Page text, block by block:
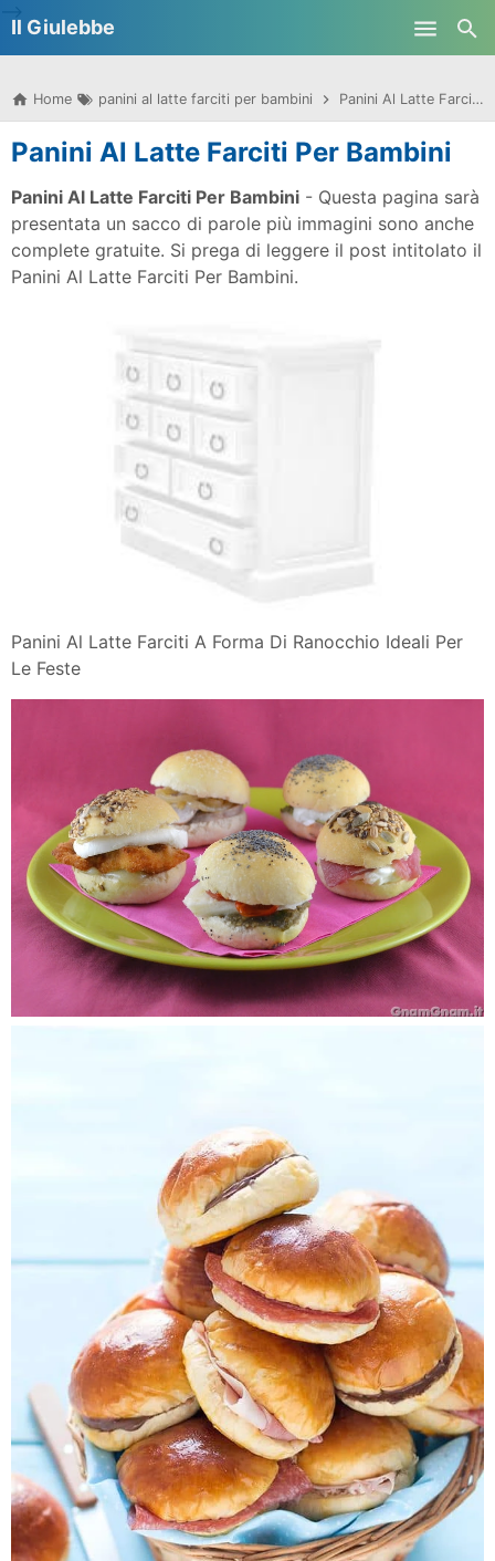
Il Giulebbe
Home panini al latte farciti per bambini Panini Al Latte Farciti Per Bambini
Panini Al Latte Farciti Per Bambini
Panini Al Latte Farciti Per Bambini - Questa pagina sarà
presentata un sacco di parole più immagini sono anche
complete gratuite. Si prega di leggere il post intitolato il
Panini Al Latte Farciti Per Bambini.
Panini Al Latte Farciti A Forma Di Ranocchio Ideali Per
Le Feste